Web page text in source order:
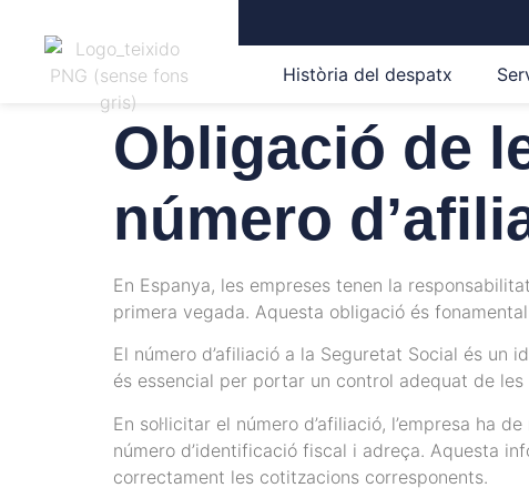
Història del despatx
Obligació de
número
En Espanya, les empreses tenen la
primera vegada. Aquesta obligació és
El número d’afiliació a la Seguretat Social és
és essencial per portar un control adequat de
En sol·licitar el número d’afiliació, l’empresa ha
número d’identificació fiscal i adreça. Aquesta
correctament les cotitzacions corresponents.